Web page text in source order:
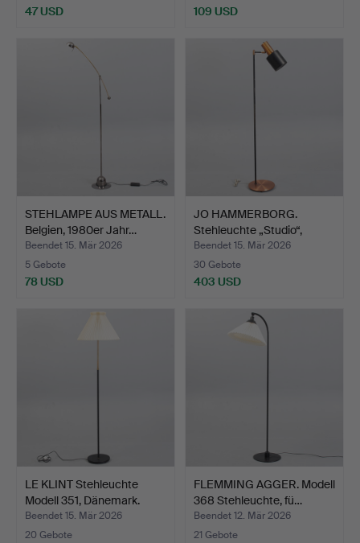
47 USD 109 USD
STEHLAMPE AUS METALL.
Belgien, 1980er Jahr…
Beendet 15. Mär 2026
5 Gebote
78 USD
JO HAMMERBORG.
Stehleuchte „Studio“,
Kupfe…
Beendet 15. Mär 2026
30 Gebote
403 USD
LE KLINT Stehleuchte
Modell 351, Dänemark.
Beendet 15. Mär 2026
20 Gebote
FLEMMING AGGER. Modell
368 Stehleuchte, fü…
Beendet 12. Mär 2026
21 Gebote